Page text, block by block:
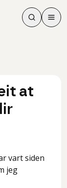
Søk
Søk
Meny
at
vart siden
jeg